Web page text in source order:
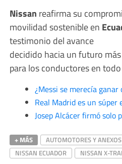
Nissan reafirma su
movilidad sostenible en
testimonio del avance
decidido hacia un futuro
para los conductores en
¿Messi se merecía
Real Madrid es un súper
Josep Alcácer firmó solo
+ MÁS AUTOMOTORES Y ANEXOS
NISSAN ECUADOR
NISSAN X-